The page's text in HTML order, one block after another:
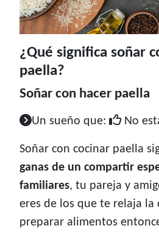
¿Qué significa soñar
paella?
Soñar con hacer paella
Un sueño que: No
Soñar con cocinar paella
ganas de un compartir
familiares, tu pareja y
eres de los que te relaja la
preparar alimentos